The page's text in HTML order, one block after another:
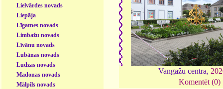
Lielvārdes novads
Liepāja
Līgatnes novads
Limbažu novads
Līvānu novads
Lubānas novads
Ludzas novads
Madonas novads
Mālpils novads
Vangažu centrā,
Komentēt (0)